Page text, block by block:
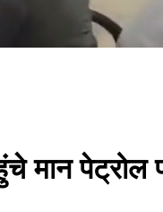
मान पेट्रोल